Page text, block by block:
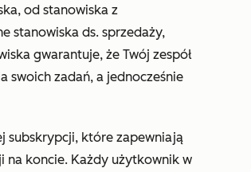
od stanowiska z
stanowiska ds. sprzedaży,
gwarantuje, że Twój zespół
swoich zadań, a jednocześnie
subskrypcji, które zapewniają
koncie. Każdy użytkownik w